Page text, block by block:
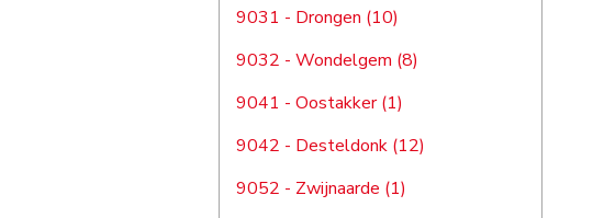
9031 - Drongen (10)
9032 - Wondelgem (8)
9041 - Oostakker (1)
9042 - Desteldonk (12)
9052 - Zwijnaarde (1)